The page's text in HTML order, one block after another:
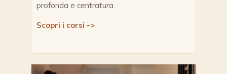
profonda e centratura.
Scopri i corsi ->